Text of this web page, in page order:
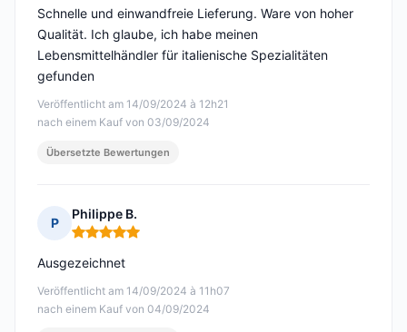
Veröffentlicht am 14/09/2024 à 12h21
nach einem Kauf von 03/09/2024
Schnelle und einwandfreie Lieferung. Ware von hoher
Qualität. Ich glaube, ich habe meinen
Lebensmittelhändler für italienische Spezialitäten
gefunden
Übersetzte Bewertungen
P
Philippe B.
Hinweis: 5 von 5
Veröffentlicht am 14/09/2024 à 11h07
nach einem Kauf von 04/09/2024
Ausgezeichnet